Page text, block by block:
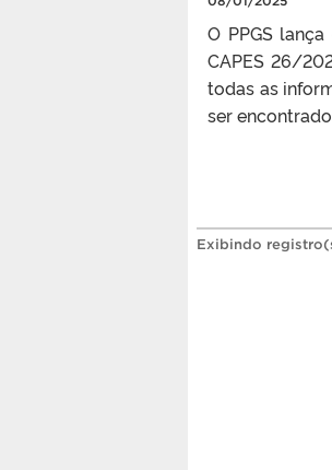
O PPGS
CAPES 26/
todas as
ser
Exibindo